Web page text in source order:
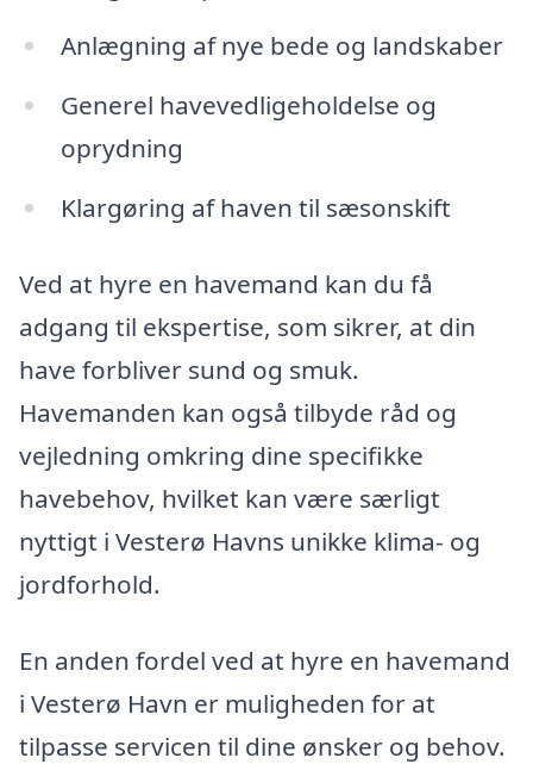
Anlægning af nye bede og landskaber
Generel havevedligeholdelse og
oprydning
Klargøring af haven til sæsonskift
Ved at hyre en havemand kan du få
adgang til ekspertise, som sikrer, at din
have forbliver sund og smuk.
Havemanden kan også tilbyde råd og
vejledning omkring dine specifikke
havebehov, hvilket kan være særligt
nyttigt i Vesterø Havns unikke klima- og
jordforhold.
En anden fordel ved at hyre en havemand
i Vesterø Havn er muligheden for at
tilpasse servicen til dine ønsker og behov.